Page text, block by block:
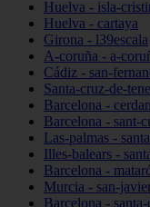
Huelva - isla-
Huelva - cartaya
Girona - l39escala
A-coruña - a-
Cádiz - san-
Santa-cruz-de-
Barcelona -
Barcelona - sant-
Las-palmas -
Illes-balears -
Barcelona -
Murcia - san-
Barcelona -